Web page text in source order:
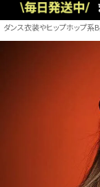
ダンス衣装やヒップホップ